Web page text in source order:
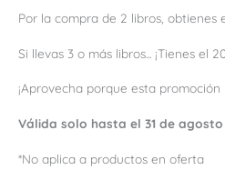
Por la compra de 2 libros, obtienes
Si llevas 3 o más libros... ¡Tienes el
¡Aprovecha porque esta promoción
Válida solo hasta el 31 de agosto
*No aplica a productos en oferta